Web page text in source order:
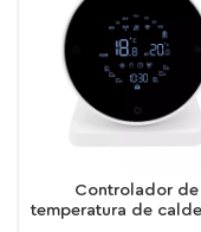
Controlador de
temperatura de